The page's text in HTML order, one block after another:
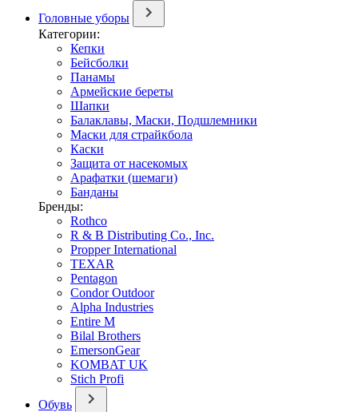
Головные уборы
Категории:
Кепки
Бейсболки
Панамы
Армейские береты
Шапки
Балаклавы, Маски, Подшлемники
Маски для страйкбола
Каски
Защита от насекомых
Арафатки (шемаги)
Банданы
Бренды:
Rothco
R & B Distributing Co., Inc.
Propper International
TEXAR
Pentagon
Condor Outdoor
Alpha Industries
Entire M
Bilal Brothers
EmersonGear
KOMBAT UK
Stich Profi
Обувь